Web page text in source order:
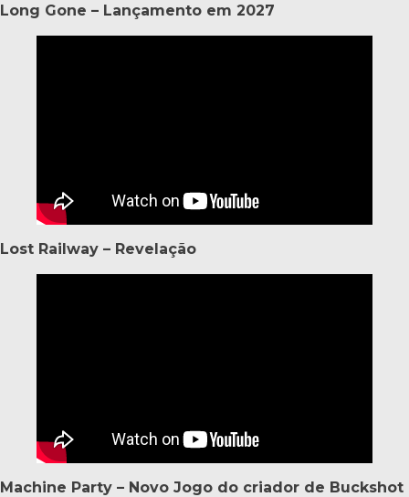
Long Gone – Lançamento em 2027
Lost Railway – Revelação
Machine Party – Novo Jogo do criador de Buckshot